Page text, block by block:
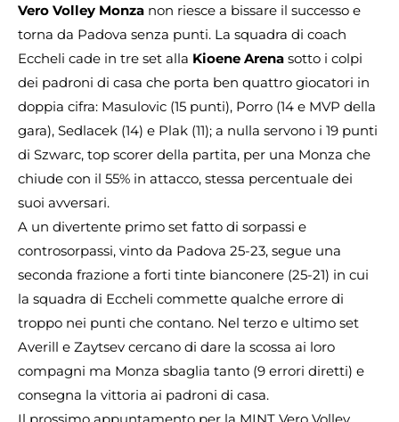
Vero Volley Monza non riesce a bissare il successo e
torna da Padova senza punti. La squadra di coach
Eccheli cade in tre set alla Kioene Arena sotto i colpi
dei padroni di casa che porta ben quattro giocatori in
doppia cifra: Masulovic (15 punti), Porro (14 e MVP della
gara), Sedlacek (14) e Plak (11); a nulla servono i 19 punti
di Szwarc, top scorer della partita, per una Monza che
chiude con il 55% in attacco, stessa percentuale dei
suoi avversari.
A un divertente primo set fatto di sorpassi e
controsorpassi, vinto da Padova 25-23, segue una
seconda frazione a forti tinte bianconere (25-21) in cui
la squadra di Eccheli commette qualche errore di
troppo nei punti che contano. Nel terzo e ultimo set
Averill e Zaytsev cercano di dare la scossa ai loro
compagni ma Monza sbaglia tanto (9 errori diretti) e
consegna la vittoria ai padroni di casa.